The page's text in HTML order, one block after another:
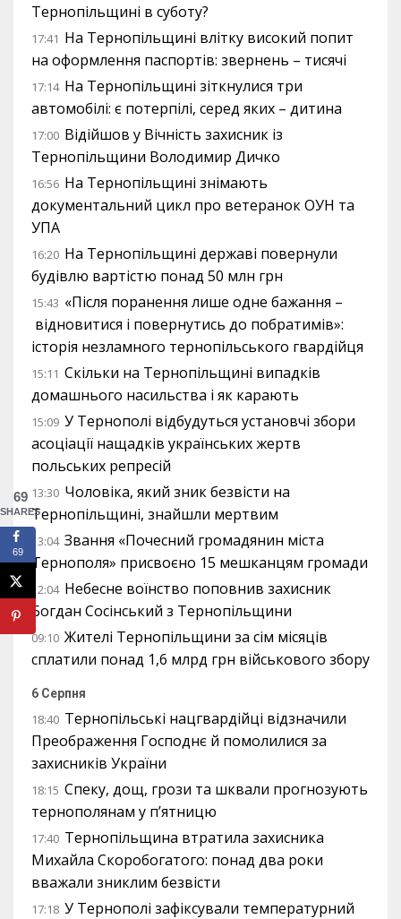
Тернопільщині в суботу?
17:41 На Тернопільщині влітку високий попит
на оформлення паспортів: звернень – тисячі
17:14 На Тернопільщині зіткнулися три
автомобілі: є потерпілі, серед яких – дитина
17:00 Відійшов у Вічність захисник із
Тернопільщини Володимир Дичко
16:56 На Тернопільщині знімають
документальний цикл про ветеранок ОУН та
УПА
16:20 На Тернопільщині державі повернули
будівлю вартістю понад 50 млн грн
15:43 «Після поранення лише одне бажання –
відновитися і повернутись до побратимів»:
історія незламного тернопільського гвардійця
15:11 Скільки на Тернопільщині випадків
домашнього насильства і як карають
15:09 У Тернополі відбудуться установчі збори
асоціації нащадків українських жертв
польських репресій
13:30 Чоловіка, який зник безвісти на
Тернопільщині, знайшли мертвим
13:04 Звання «Почесний громадянин міста
Тернополя» присвоєно 15 мешканцям громади
12:04 Небесне воїнство поповнив захисник
Богдан Сосінський з Тернопільщини
09:10 Жителі Тернопільщини за сім місяців
сплатили понад 1,6 млрд грн військового збору
6 Серпня
18:40 Тернопільські нацгвардійці відзначили
Преображення Господнє й помолилися за
захисників України
18:15 Спеку, дощ, грози та шквали прогнозують
тернополянам у п’ятницю
17:40 Тернопільщина втратила захисника
Михайла Скоробогатого: понад два роки
вважали зниклим безвісти
17:18 У Тернополі зафіксували температурний
69
SHARES
69